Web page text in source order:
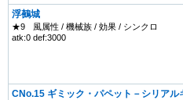
浮鵺城
★9
風属性 / 機械族 / 効果 / シンクロ
atk:0 def:3000
CNo.15 ギミック・パペット－シリアル